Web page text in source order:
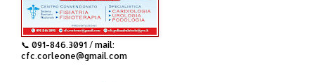
📞 091-846.3091 / mail:
cfc.corleone@gmail.com